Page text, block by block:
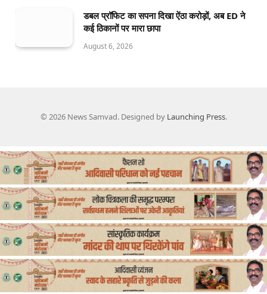
डबल प्रॉफिट का सपना दिखा ऐंठा करोड़ों, अब ED ने
कई ठिकानों पर मारा छापा
August 6, 2026
© 2026 News Samvad. Designed by Launching Press.